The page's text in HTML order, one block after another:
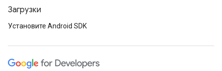
Загрузки
Установите Android SDK